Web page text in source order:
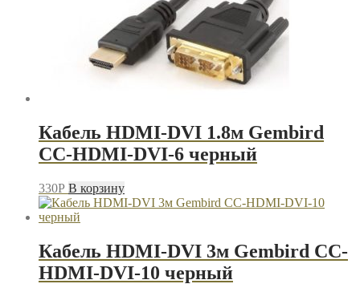
Кабель HDMI-DVI 1.8м Gembird
CC-HDMI-DVI-6 черный
330P В корзину
Кабель HDMI-DVI 3м Gembird CC-
HDMI-DVI-10 черный